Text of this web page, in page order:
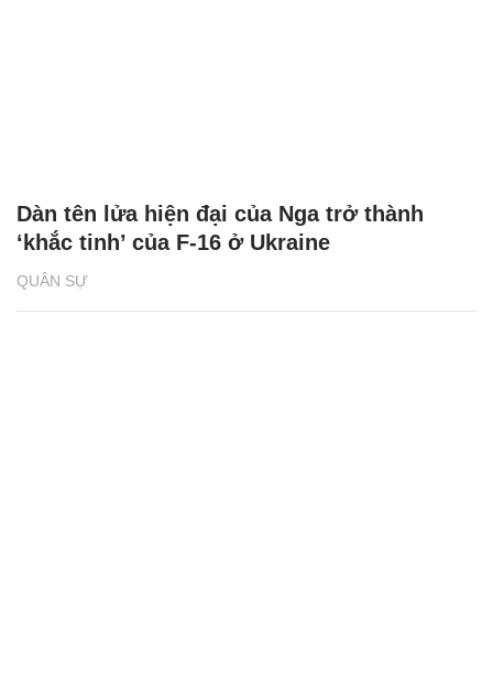
QUÂN SỰ
Dàn tên lửa hiện đại của Nga trở thành
‘khắc tinh’ của F-16 ở Ukraine